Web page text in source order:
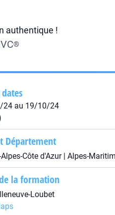
authentique !
®
24 au 19/10/24
Département
Côte d'Azur | Alpes-
la formation
Loubet